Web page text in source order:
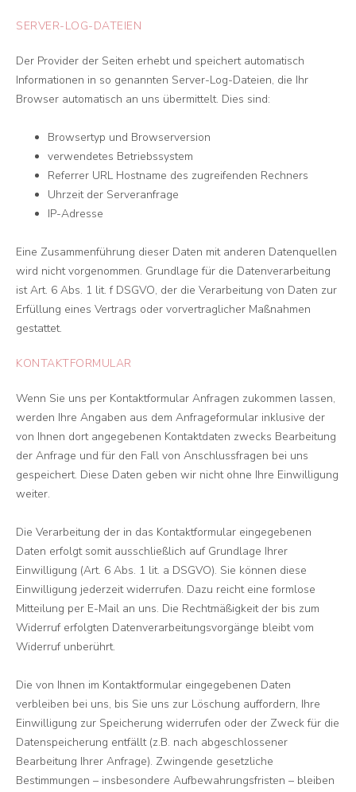
SERVER-LOG-DATEIEN
Der Provider der Seiten erhebt und speichert automatisch
Informationen in so genannten Server-Log-Dateien, die Ihr
Browser automatisch an uns übermittelt. Dies sind:
Browsertyp und Browserversion
verwendetes Betriebssystem
Referrer URL Hostname des zugreifenden Rechners
Uhrzeit der Serveranfrage
IP-Adresse
Eine Zusammenführung dieser Daten mit anderen Datenquellen
wird nicht vorgenommen. Grundlage für die Datenverarbeitung
ist Art. 6 Abs. 1 lit. f DSGVO, der die Verarbeitung von Daten zur
Erfüllung eines Vertrags oder vorvertraglicher Maßnahmen
gestattet.
KONTAKTFORMULAR
Wenn Sie uns per Kontaktformular Anfragen zukommen lassen,
werden Ihre Angaben aus dem Anfrageformular inklusive der
von Ihnen dort angegebenen Kontaktdaten zwecks Bearbeitung
der Anfrage und für den Fall von Anschlussfragen bei uns
gespeichert. Diese Daten geben wir nicht ohne Ihre Einwilligung
weiter.
Die Verarbeitung der in das Kontaktformular eingegebenen
Daten erfolgt somit ausschließlich auf Grundlage Ihrer
Einwilligung (Art. 6 Abs. 1 lit. a DSGVO). Sie können diese
Einwilligung jederzeit widerrufen. Dazu reicht eine formlose
Mitteilung per E-Mail an uns. Die Rechtmäßigkeit der bis zum
Widerruf erfolgten Datenverarbeitungsvorgänge bleibt vom
Widerruf unberührt.
Die von Ihnen im Kontaktformular eingegebenen Daten
verbleiben bei uns, bis Sie uns zur Löschung auffordern, Ihre
Einwilligung zur Speicherung widerrufen oder der Zweck für die
Datenspeicherung entfällt (z.B. nach abgeschlossener
Bearbeitung Ihrer Anfrage). Zwingende gesetzliche
Bestimmungen – insbesondere Aufbewahrungsfristen – bleiben